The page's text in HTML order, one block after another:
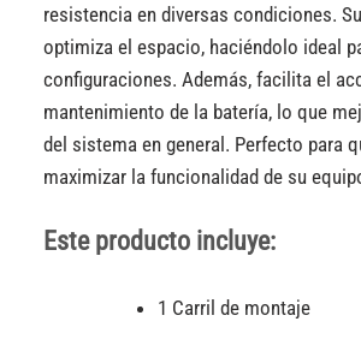
resistencia en diversas condiciones.
optimiza el espacio, haciéndolo ideal
configuraciones. Además, facilita el
mantenimiento de la batería, lo que
del sistema en general. Perfecto para
maximizar la funcionalidad de su
Este producto incluye:
1 Carril de montaje